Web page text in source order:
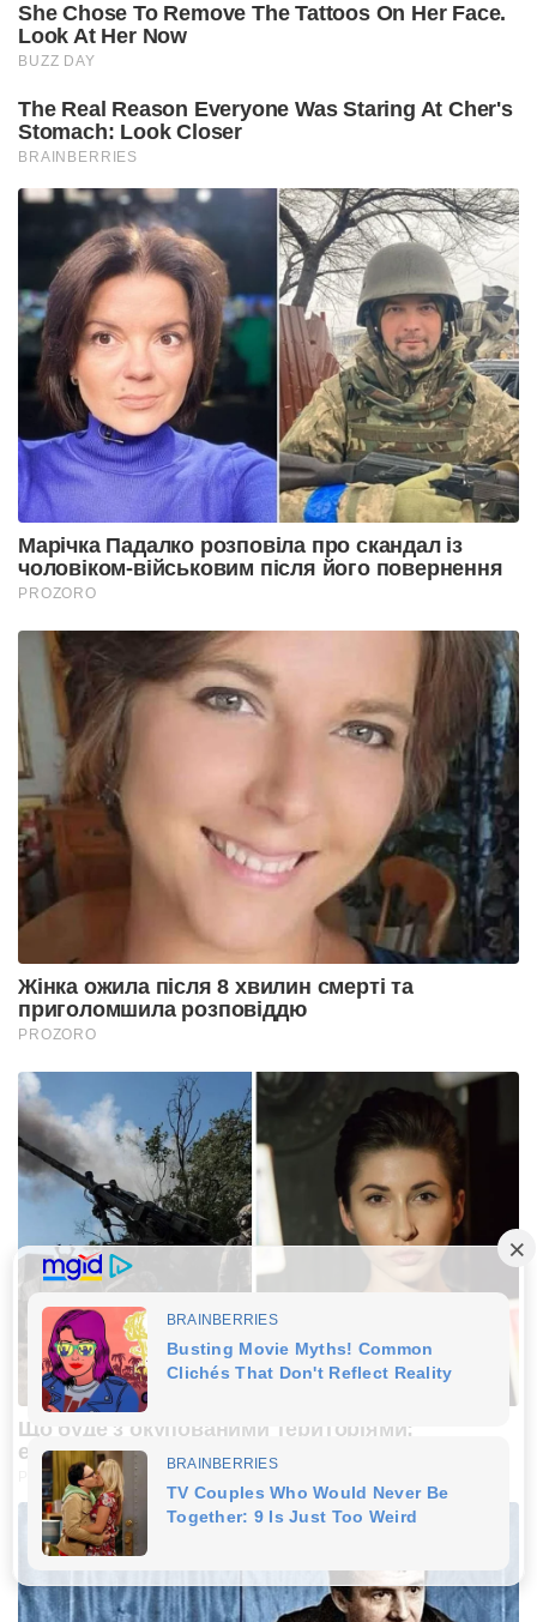
She Chose To Remove The Tattoos On Her Face.
Look At Her Now
BUZZ DAY
The Real Reason Everyone Was Staring At Cher's
Stomach: Look Closer
BRAINBERRIES
Марічка Падалко розповіла про скандал із
чоловіком-військовим після його повернення
PROZORO
Жінка ожила після 8 хвилин смерті та
приголомшила розповіддю
PROZORO
Що буде з окупованими територіями:
екстрасенс вразила країну
PROZORO